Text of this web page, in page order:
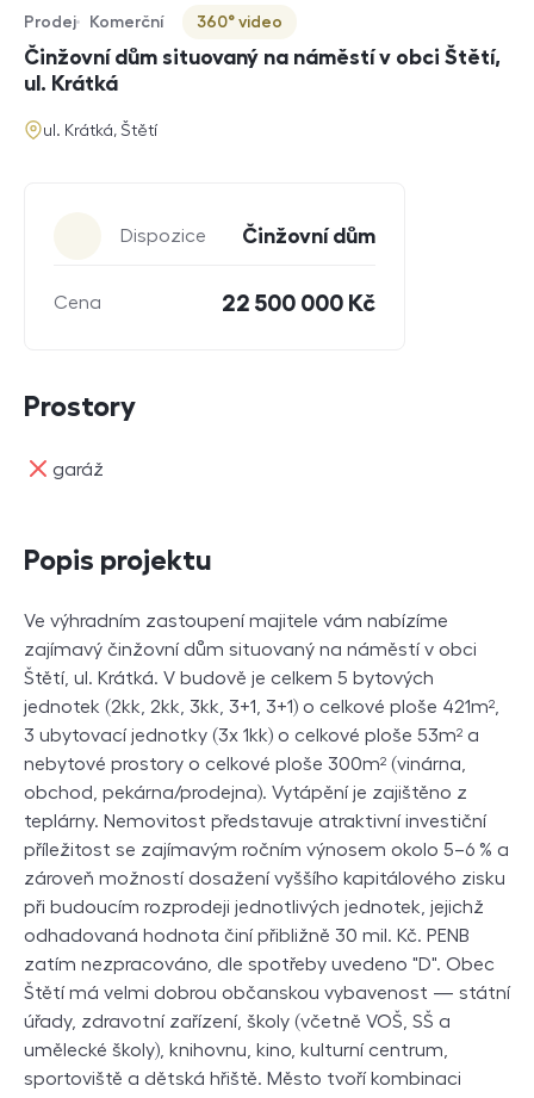
Typ nabídky
Prodej
Typ nemovitosti
Komerční
Virtuální prohlídka
360° video
Činžovní dům situovaný na náměstí v obci Štětí,
ul. Krátká
adresa
ul. Krátká, Štětí
Dispozice Činžovní dům
Cena 22 500 000 Kč
Prostory
garáž
ne
Popis projektu
Ve výhradním zastoupení majitele vám nabízíme
zajímavý činžovní dům situovaný na náměstí v obci
Štětí, ul. Krátká. V budově je celkem 5 bytových
jednotek (2kk, 2kk, 3kk, 3+1, 3+1) o celkové ploše 421m²,
3 ubytovací jednotky (3x 1kk) o celkové ploše 53m² a
nebytové prostory o celkové ploše 300m² (vinárna,
obchod, pekárna/prodejna). Vytápění je zajištěno z
teplárny. Nemovitost představuje atraktivní investiční
příležitost se zajímavým ročním výnosem okolo 5–6 % a
zároveň možností dosažení vyššího kapitálového zisku
při budoucím rozprodeji jednotlivých jednotek, jejichž
odhadovaná hodnota činí přibližně 30 mil. Kč. PENB
zatím nezpracováno, dle spotřeby uvedeno "D". Obec
Štětí má velmi dobrou občanskou vybavenost — státní
úřady, zdravotní zařízení, školy (včetně VOŠ, SŠ a
umělecké školy), knihovnu, kino, kulturní centrum,
sportoviště a dětská hřiště. Město tvoří kombinaci